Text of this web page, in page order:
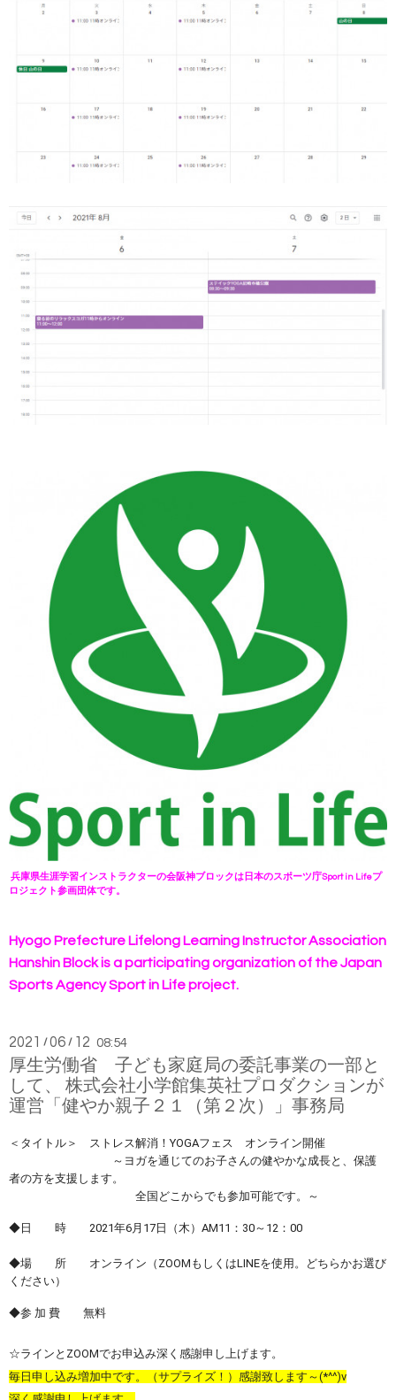
兵庫県生涯学習インストラクターの会阪神ブロックは日本のスポーツ庁Sport in Lifeプ
ロジェクト参画団体です。
Hyogo Prefecture Lifelong Learning Instructor Association
Hanshin Block is a participating organization of the Japan
Sports Agency Sport in Life project.
2021 /06 / 12 08:54
厚生労働省 子ども家庭局の委託事業の一部と
して、 株式会社小学館集英社プロダクションが
運営「健やか親子２１（第２次）」事務局
＜タイトル＞ ストレス解消！YOGAフェス オンライン開催
～ヨガを通じてのお子さんの健やかな成長と、 保護
者の方を支援します。
全国どこからでも参加可能です。～
◆日 時 2021年6月17日（木）AM11：30～12：00
◆場 所 オンライン（ZOOMもしくはLINEを使用。
どちらかお選び
ください）
◆参 加 費 無料
☆ラインとZOOMでお申込み深く感謝申し上げます。
毎日申し込み増加中です。（サプライズ！）感謝致します～(*^^)v